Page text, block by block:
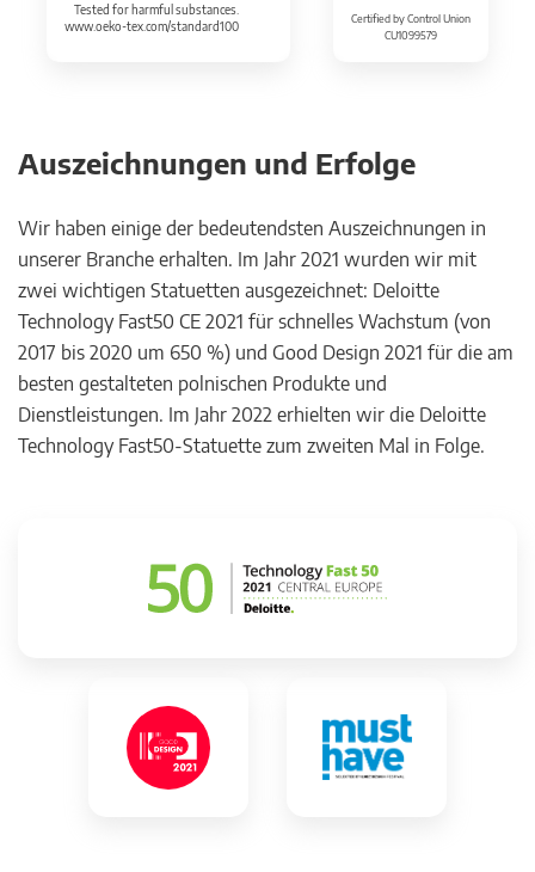
Tested for harmful substances.
www.oeko-tex.com/standard100
Certified by Control Union
CU1099579
Auszeichnungen und Erfolge
Wir haben einige der bedeutendsten Auszeichnungen in
unserer Branche erhalten. Im Jahr 2021 wurden wir mit
zwei wichtigen Statuetten ausgezeichnet: Deloitte
Technology Fast50 CE 2021 für schnelles Wachstum (von
2017 bis 2020 um 650 %) und Good Design 2021 für die am
besten gestalteten polnischen Produkte und
Dienstleistungen. Im Jahr 2022 erhielten wir die Deloitte
Technology Fast50-Statuette zum zweiten Mal in Folge.